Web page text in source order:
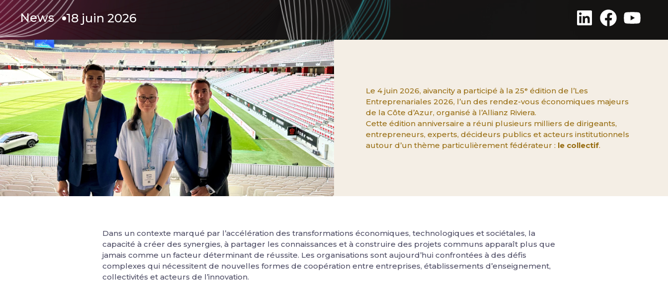
News 18 juin 2026
Le 4 juin 2026, aivancity a participé à la 25ᵉ édition de l’Les
Entreprenariales 2026, l’un des rendez-vous économiques majeurs
de la Côte d’Azur, organisé à l’Allianz Riviera.
Cette édition anniversaire a réuni plusieurs milliers de dirigeants,
entrepreneurs, experts, décideurs publics et acteurs institutionnels
autour d’un thème particulièrement fédérateur : le collectif.
Dans un contexte marqué par l’accélération des transformations économiques, technologiques et sociétales, la
capacité à créer des synergies, à partager les connaissances et à construire des projets communs apparaît plus que
jamais comme un facteur déterminant de réussite. Les organisations sont aujourd’hui confrontées à des défis
complexes qui nécessitent de nouvelles formes de coopération entre entreprises, établissements d’enseignement,
collectivités et acteurs de l’innovation.